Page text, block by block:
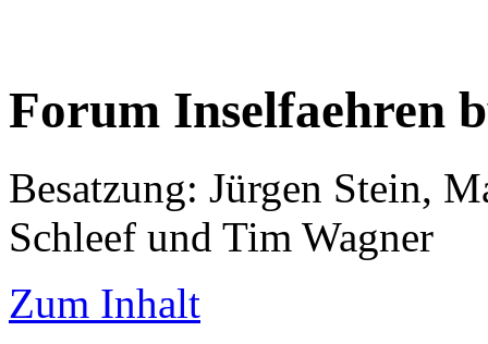
Forum Inselfaehren
Besatzung: Jürgen Stein,
Schleef und Tim Wagner
Zum Inhalt